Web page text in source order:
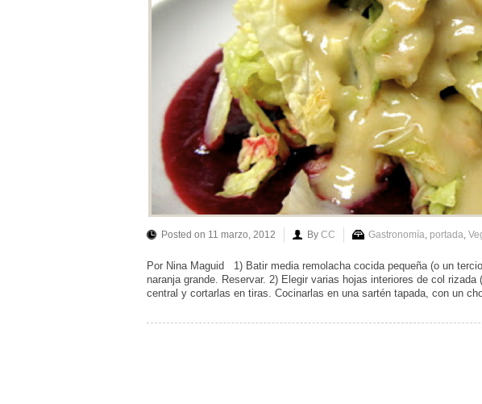
Posted on 11 marzo, 2012 By CC Gastronomía portada
Por Nina Maguid 1) Batir media remolacha cocida pequeña (o un
naranja grande. Reservar. 2) Elegir varias hojas interiores de col
central y cortarlas en tiras. Cocinarlas en una sartén tapada, con un